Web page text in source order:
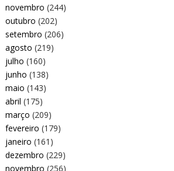
novembro (244)
outubro (202)
setembro (206)
agosto (219)
julho (160)
junho (138)
maio (143)
abril (175)
março (209)
fevereiro (179)
janeiro (161)
dezembro (229)
novembro (256)